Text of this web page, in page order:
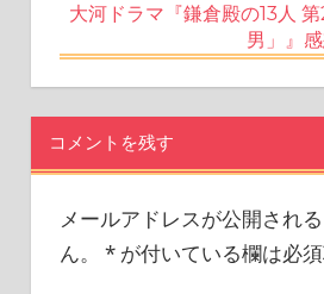
ビ
ゲ
ー
シ
ョ
ン
大河ドラマ『鎌倉殿の13人
男」』
コメントを残す
メールアドレスが公開され
ん。
*が付いている欄は必